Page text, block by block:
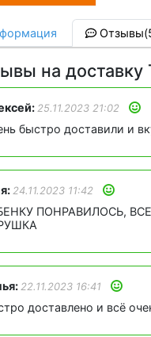
на доставку
25.11.2023 21:02
быстро доставили и
24.11.2023 11:42
ПОНРАВИЛОСЬ,
22.11.2023 16:41
доставлено и всё